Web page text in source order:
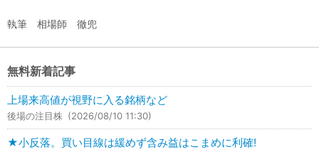
執筆 相場師 徹兜
無料新着記事
上場来高値が視野に入る銘柄など
後場の注目株 (2026/08/10 11:30)
★小反落。買い目線は緩めず含み益はこまめに利確!